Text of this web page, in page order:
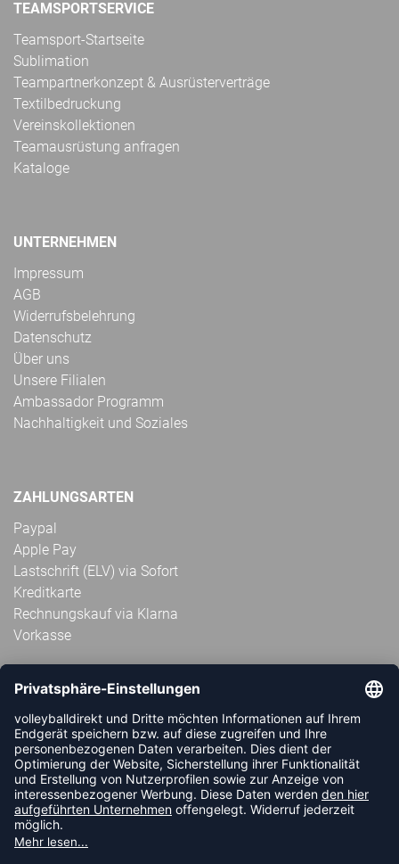
TEAMSPORTSERVICE
Teamsport-Startseite
Sublimation
Teampartnerkonzept & Ausrüsterverträge
Textilbedruckung
Vereinskollektionen
Teamausrüstung anfragen
Kataloge
UNTERNEHMEN
Impressum
AGB
Widerrufsbelehrung
Datenschutz
Über uns
Unsere Filialen
Ambassador Programm
Nachhaltigkeit und Soziales
ZAHLUNGSARTEN
Paypal
Apple Pay
Lastschrift (ELV) via Sofort
Kreditkarte
Rechnungskauf via Klarna
Vorkasse
ABONNIERE JETZT DEN KOSTENLOSEN
VOLLEYBALLDIREKT-NEWSLETTER UND VERPASSE KEINE
NEUIGKEIT ODER AKTION MEHR.
JETZT ANMELDEN